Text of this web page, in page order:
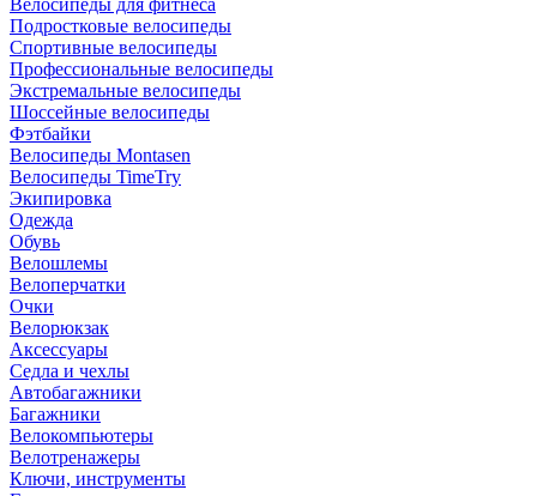
Велосипеды для фитнеса
Подростковые велосипеды
Спортивные велосипеды
Профессиональные велосипеды
Экстремальные велосипеды
Шоссейные велосипеды
Фэтбайки
Велосипеды Montasen
Велосипеды TimeTry
Экипировка
Одежда
Обувь
Велошлемы
Велоперчатки
Очки
Велорюкзак
Аксессуары
Седла и чехлы
Автобагажники
Багажники
Велокомпьютеры
Велотренажеры
Ключи, инструменты